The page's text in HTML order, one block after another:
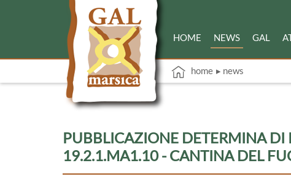
HOME NEWS GAL
home ▸ news
PUBBLICAZIONE DETERMINA
19.2.1.MA1.10 - CANTINA DEL